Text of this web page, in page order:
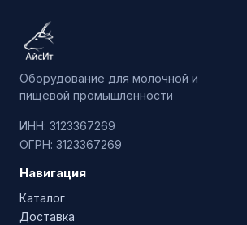
Оборудование для молочной и
пищевой промышленности
ИНН: 3123367269
ОГРН: 3123367269
Навигация
Каталог
Доставка